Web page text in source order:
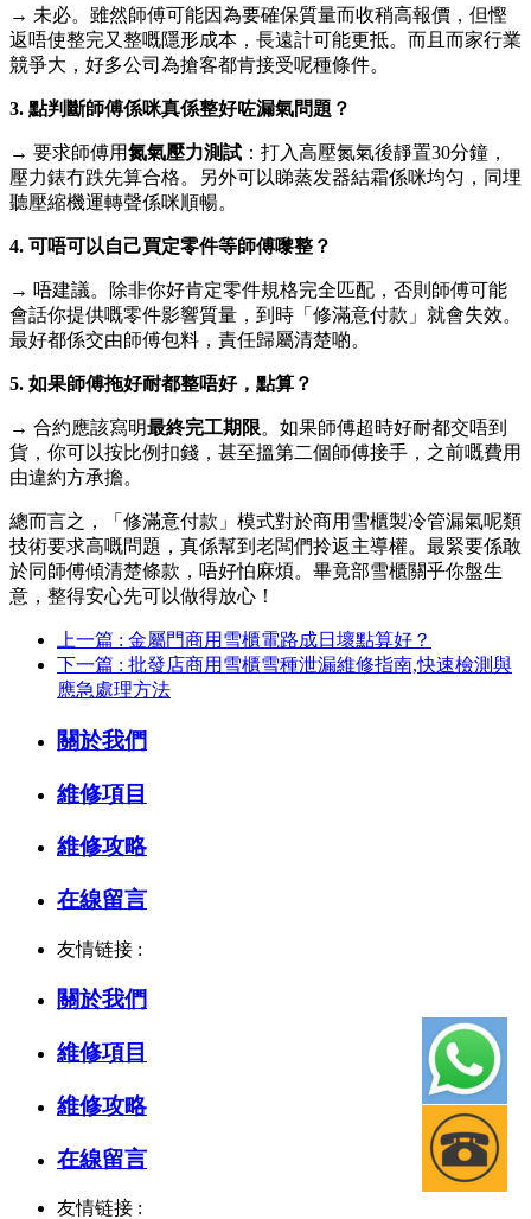
→ 未必。雖然師傅可能因為要確保質量而收稍高報價，但慳
返唔使整完又整嘅隱形成本，長遠計可能更抵。而且而家行業
競爭大，好多公司為搶客都肯接受呢種條件。
3. 點判斷師傅係咪真係整好咗漏氣問題？
→ 要求師傅用氮氣壓力測試 ：打入高壓氮氣後靜置30分鐘，
壓力錶冇跌先算合格。另外可以睇蒸发器結霜係咪均匀，同埋
聽壓縮機運轉聲係咪順暢。
4. 可唔可以自己買定零件等師傅嚟整？
→ 唔建議。除非你好肯定零件規格完全匹配，否則師傅可能
會話你提供嘅零件影響質量，到時「修滿意付款」就會失效。
最好都係交由師傅包料，責任歸屬清楚啲。
5. 如果師傅拖好耐都整唔好，點算？
→ 合約應該寫明最終完工期限。如果師傅超時好耐都交唔到
貨，你可以按比例扣錢，甚至搵第二個師傅接手，之前嘅費用
由違約方承擔。
總而言之，「修滿意付款」模式對於商用雪櫃製冷管漏氣呢類
技術要求高嘅問題，真係幫到老闆們拎返主導權。最緊要係敢
於同師傅傾清楚條款，唔好怕麻煩。畢竟部雪櫃關乎你盤生
意，整得安心先可以做得放心！
上一篇 : 金屬門商用雪櫃電路成日壞點算好？
下一篇 : 批發店商用雪櫃雪種泄漏維修指南,快速檢測與
應急處理方法
關於我們
維修項目
維修攻略
在線留言
友情链接 :
關於我們
維修項目
維修攻略
在線留言
友情链接 :